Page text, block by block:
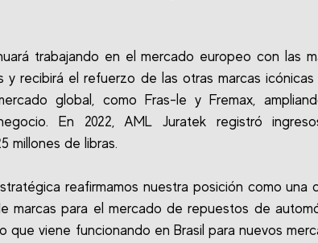
trabajando en el mercado europeo con las
y recibirá el refuerzo de las otras marcas
global, como Fras-le y Fremax,
En 2022, AML Juratek registró
millones de libras.
reafirmamos nuestra posición como una
marcas para el mercado de repuestos de
que viene funcionando en Brasil para nuevos